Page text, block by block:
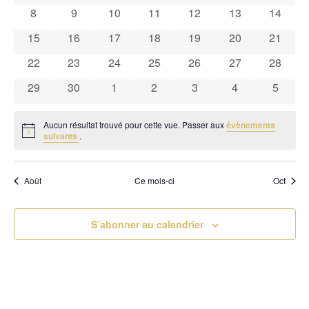
vues
Évènements
0 évènements
8 0 évènements
9 0 évènements
10 0 évènements
11 0 évènements
12 0 évènements
13 0
14
0 évènements
15 0 évènements
16 0 évènements
17 0 évènements
18 0 évènements
19 0 évènements
20 0
21
0 évènements
22 0 évènements
23 0 évènements
24 0 évènements
25 0 évènements
26 0 évènements
27 0
28
0 évènements
29 0 évènements
30 0 évènements
1 0 évènements
2 0 évènements
3 0 évènements
4 0
5
Notice
Aucun résultat trouvé pour cette vue. Passer auxévènements
suivants .
Août Ce mois-ci Oct
S’abonner au calendrier